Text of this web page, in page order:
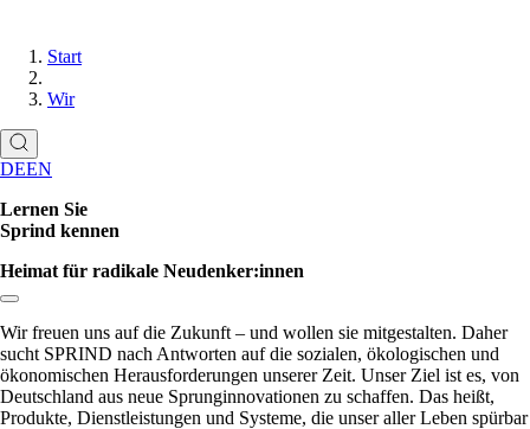
Start
Wir
DEEN
Lernen Sie
Sprind kennen
Heimat für radikale Neudenker:innen
Link zum Abschnitt kopieren:
Wir freuen uns auf die Zukunft – und wollen sie mitgestalten. Daher
sucht SPRIND nach Antworten auf die sozialen, ökologischen und
ökonomischen Herausforderungen unserer Zeit. Unser Ziel ist es, von
Deutschland aus neue Sprunginnovationen zu schaffen. Das heißt,
Produkte, Dienstleistungen und Systeme, die unser aller Leben spürbar